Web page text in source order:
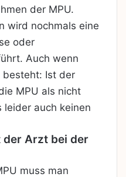
der MPU.
wird nochmals eine
oder
Auch wenn
besteht: Ist der
MPU als nicht
auch keinen
der Arzt bei der
muss man